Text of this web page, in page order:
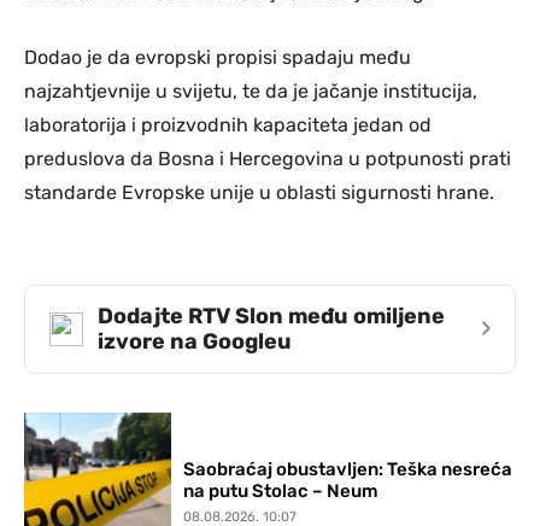
Dodao je da evropski propisi spadaju među
najzahtjevnije u svijetu, te da je jačanje institucija,
laboratorija i proizvodnih kapaciteta jedan od
preduslova da Bosna i Hercegovina u potpunosti prati
standarde Evropske unije u oblasti sigurnosti hrane.
Dodajte RTV Slon među omiljene
izvore na Googleu
›
Saobraćaj obustavljen: Teška nesreća
na putu Stolac – Neum
08.08.2026. 10:07